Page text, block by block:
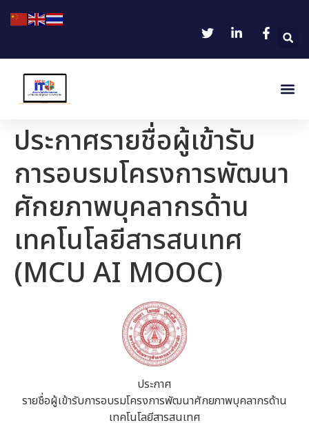
ประกาศรายชื่อผู้เข้ารับ
การอบรมโครงการพัฒนา
ศักยภาพบุคลากรด้าน
เทคโนโลยีสารสนเทศ
(MCU AI MOOC)
ประกาศ
รายชื่อผู้เข้ารับการอบรมโครงการพัฒนาศักยภาพบุคลากรด้าน
เทคโนโลยีสารสนเทศ